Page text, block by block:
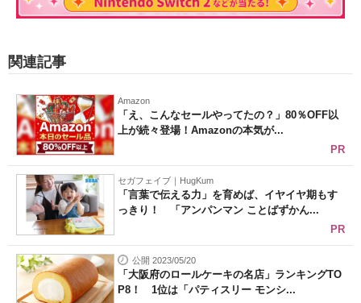
関連記事
Amazon
「え、こんなセールやってたの？」80％OFF以
上が続々登場！Amazonの本気が...
PR
セガフェイブ｜HugKum
「言葉で伝える力」を育めば、イヤイヤ期もす
っきり！ 「アンパンマン ことばずかん...
PR
公開 2023/05/20
「大阪府のロールケーキの名店」ランキングTO
P8！ 1位は「パティスリー モンシ...